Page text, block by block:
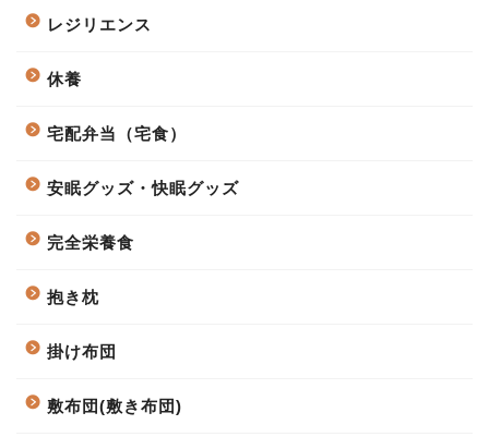
レジリエンス
休養
宅配弁当（宅食）
安眠グッズ・快眠グッズ
完全栄養食
抱き枕
掛け布団
敷布団(敷き布団)